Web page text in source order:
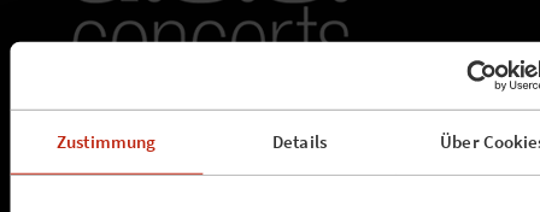
Zustimmung Details Über